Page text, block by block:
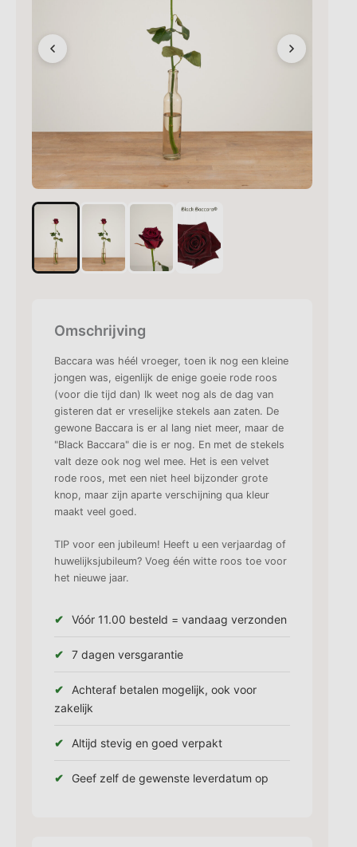
Omschrijving
Baccara was héél vroeger, toen ik nog een kleine
jongen was, eigenlijk de enige goeie rode roos
(voor die tijd dan) Ik weet nog als de dag van
gisteren dat er vreselijke stekels aan zaten. De
gewone Baccara is er al lang niet meer, maar de
"Black Baccara" die is er nog. En met de stekels
valt deze ook nog wel mee. Het is een velvet
rode roos, met een niet heel bijzonder grote
knop, maar zijn aparte verschijning qua kleur
maakt veel goed.
TIP voor een jubileum! Heeft u een verjaardag of
huwelijksjubileum? Voeg één witte roos toe voor
het nieuwe jaar.
Vóór 11.00 besteld = vandaag verzonden
7 dagen versgarantie
Achteraf betalen mogelijk, ook voor
zakelijk
Altijd stevig en goed verpakt
Geef zelf de gewenste leverdatum op